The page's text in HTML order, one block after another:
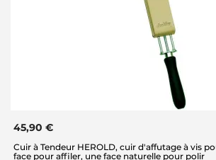
45,90 €
Cuir à Tendeur HEROLD, cuir d'affutage à vis
face pour affiler, une face naturelle pour polir